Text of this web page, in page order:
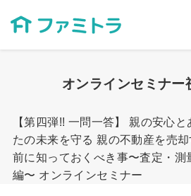
オンラインセミナー
【第四弾!! 一問一答】 親の安心と
たの未来を守る 親の不動産を売却
前に知っておくべき事〜査定・測
編〜 オンラインセミナー